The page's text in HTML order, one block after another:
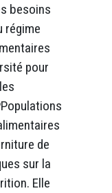
besoins
régime
pour
de
sur la
Elle